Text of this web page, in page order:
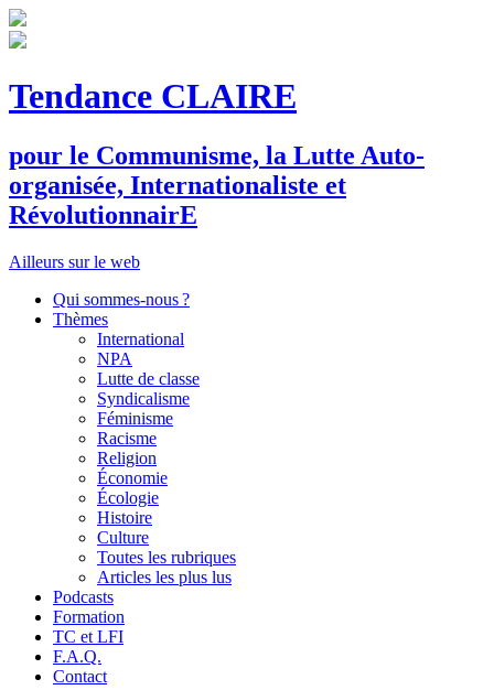
Tendance CLAIRE
pour le Communisme, la Lutte Auto-
organisée, Internationaliste et
RévolutionnairE
Ailleurs sur le web
Qui sommes-nous ?
Thèmes
International
NPA
Lutte de classe
Syndicalisme
Féminisme
Racisme
Religion
Économie
Écologie
Histoire
Culture
Toutes les rubriques
Articles les plus lus
Podcasts
Formation
TC et LFI
F.A.Q.
Contact